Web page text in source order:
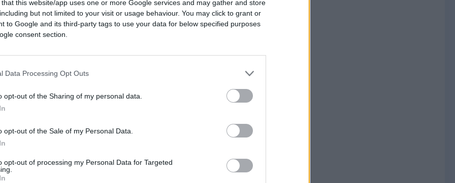
that this website/app uses one or more Google services and may gather and store
but not limited to your visit or usage behaviour. You may click to grant or
to Google and its third-party tags to use your data for below specified purposes
consent section.
Data Processing Opt Outs
opt-out of the Sharing of my personal data.
opt-out of the Sale of my Personal Data.
opt-out of processing my Personal Data for Targeted
quasi
settembre alle Torri Gemelle e al
storia degli Usa dopo il 2001,
Fort Hood (2009), l’attentato alla
(2015), l’attentato alla
di New York (2017), l’attentato alla base
a New Orleans (2025).
episodi? Non è possibile, perché li
e non aveva dubbi sulla loro matrice